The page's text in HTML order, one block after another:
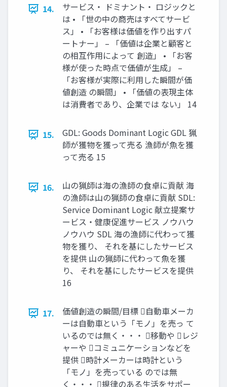
14.
サービス・ ドミナント・ ロジックと
は • 「世の中の商売はすべてサービ
ス」 • 「お客様は価値を作り出すパ
ートナー」 – 「価値は企業と顧客と
の相互作用によって 創造」 • 「お客
様が使った時点で価値が生成」 –
「お客様が実際に利用した瞬間が価
値創造 の瞬間」 • 「価値の表現主体
は消費者であり、企業では ない」 14
15.
GDL: Goods Dominant Logic GDL 猟
師が獲物を獲って売る 漁師が魚を獲
って売る 15
16.
山の猟師は海の漁師の食卓に貢献 海
の漁師は山の猟師の食卓に貢献 SDL:
Service Dominant Logic 献立提案サ
ービス・健康促進サービス ノウハウ
ノウハウ SDL 海の漁師に代わって獲
物を獲り、 それを基にしたサービス
を提供 山の猟師に代わって魚を獲
り、 それを基にしたサービスを提供
16
17.
価値創造の瞬間/目標 自動車メーカ
ーは自動車という「モノ」を売っ て
いるのでは無く・・・ 移動や レジ
ャーや コミュニケーションなどを
提供 時計メーカーは時計という
「モノ」を売っている のでは無
く・・・ 規律のある生活をサポー